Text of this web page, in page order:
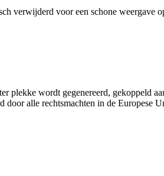
verwijderd voor een schone weergave
plekke wordt gegenereerd, gekoppeld
alle rechtsmachten in de Europese